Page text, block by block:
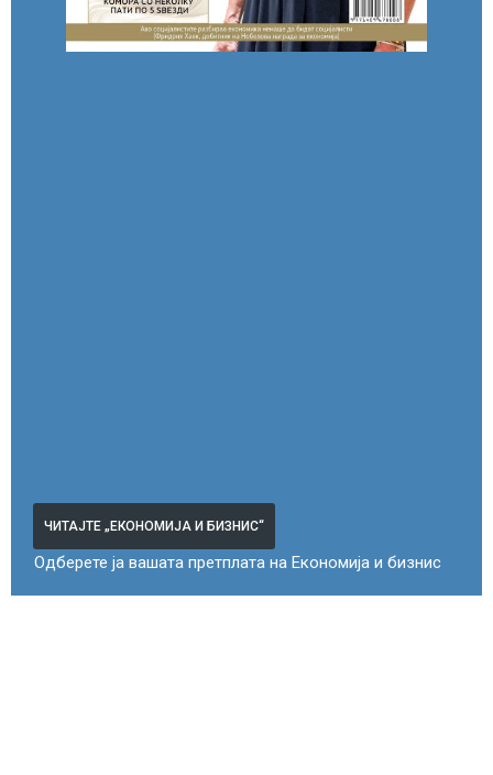
ЧИТАЈТЕ „ЕКОНОМИЈА И БИЗНИС“
Одберете ја вашата претплата на Економија и бизнис